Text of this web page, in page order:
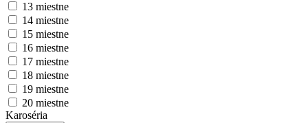
13 miestne
14 miestne
15 miestne
16 miestne
17 miestne
18 miestne
19 miestne
20 miestne
Karoséria